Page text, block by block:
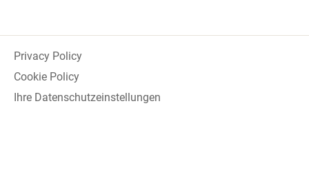
Privacy Policy
Cookie Policy
Ihre Datenschutzeinstellungen